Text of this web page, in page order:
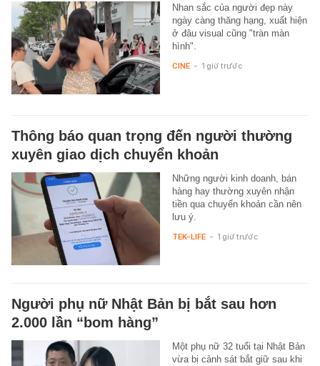
Nhan sắc của người đẹp này
ngày càng thăng hạng, xuất hiện
ở đâu visual cũng "tràn màn
hình".
CINE - 1 giờ trước
Thông báo quan trọng đến người thường
xuyên giao dịch chuyển khoản
Những người kinh doanh, bán
hàng hay thường xuyên nhận
tiền qua chuyển khoản cần nên
lưu ý.
TEK-LIFE - 1 giờ trước
Người phụ nữ Nhật Bản bị bắt sau hơn
2.000 lần “bom hàng”
Một phụ nữ 32 tuổi tại Nhật Bản
vừa bị cảnh sát bắt giữ sau khi